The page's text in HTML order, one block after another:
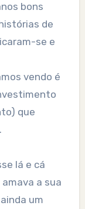
bons
de
se e
vendo é
que
lá e cá
a sua
um